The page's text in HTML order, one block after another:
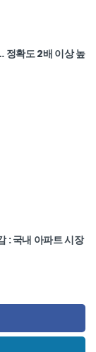
정확도 2배 이상 높
: 국내 아파트 시장